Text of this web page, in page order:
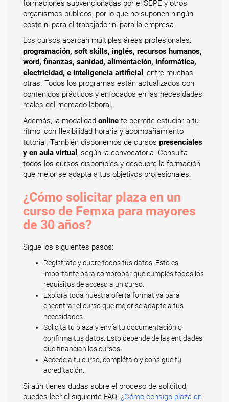
formaciones subvencionadas por el SEPE y otros
organismos públicos, por lo que no suponen ningún
coste ni para el trabajador ni para la empresa.
Los cursos abarcan múltiples áreas profesionales:
programación, soft skills, inglés, recursos humanos,
word, finanzas, sanidad, alimentación, informática,
electricidad, e inteligencia artificial , entre muchas
otras. Todos los programas están actualizados con
contenidos prácticos y enfocados en las necesidades
reales del mercado laboral.
Además, la modalidad online te permite estudiar a tu
ritmo, con flexibilidad horaria y acompañamiento
tutorial. También disponemos de cursos presenciales
y en aula virtual , según la convocatoria. Consulta
todos los cursos disponibles y descubre la formación
que mejor se adapta a tus objetivos profesionales.
¿Cómo solicitar plaza en un
curso de Femxa para mayores
de 30 años?
Sigue los siguientes pasos:
Regístrate y cubre todos tus datos. Esto es
importante para comprobar que cumples todos los
requisitos de acceso a un curso.
Explora toda nuestra oferta formativa para
encontrar el curso que mejor se adapte a tus
necesidades.
Solicita tu plaza y envía tu documentación o
confirma tus datos. Esto depende de las entidades
que financian los cursos.
Accede a tu curso, complétalo y consigue tu
acreditación.
Si aún tienes dudas sobre el proceso de solicitud,
puedes leer el siguiente FAQ: ¿Cómo consigo plaza en